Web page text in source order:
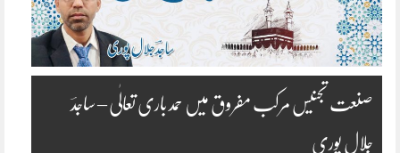
صنعت تجنیس مرکب مفروق میں حمد باری تعالٰی – ساجدؔ
جلال پوری